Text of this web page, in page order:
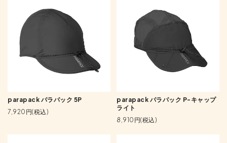
parapack パラパック 5P
7,920円(税込)
parapack パラパック P-キャップ
ライト
8,910円(税込)